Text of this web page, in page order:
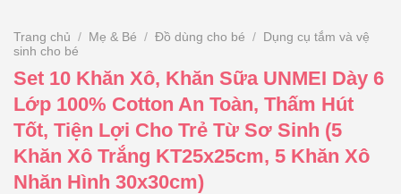
Trang chủ / Mẹ & Bé / Đồ dùng cho bé /
Dụng cụ tắm và vệ
sinh cho bé
Set 10 Khăn Xô, Khăn Sữa UNMEI Dày 6
Lớp 100% Cotton An Toàn, Thấm Hút
Tốt, Tiện Lợi Cho Trẻ Từ Sơ Sinh (5
Khăn Xô Trắng KT25x25cm, 5 Khăn Xô
Nhăn Hình 30x30cm)